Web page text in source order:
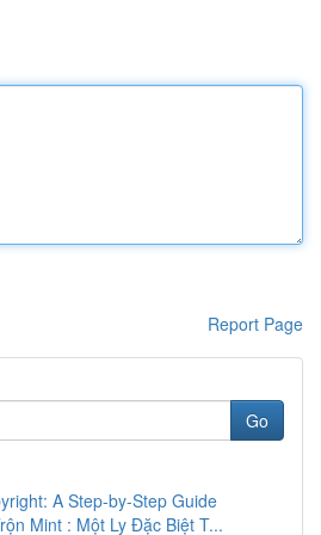
Report Page
Go
A Step-by-Step Guide
Mint : Một Ly Đặc Biệt T...